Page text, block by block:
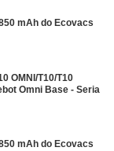
mAh do Ecovacs
OMNI/T10/T10
Omni Base - Seria
mAh do Ecovacs